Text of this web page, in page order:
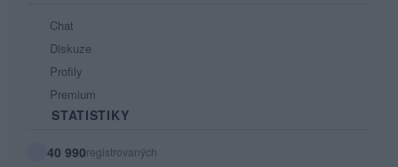
Chat
Diskuze
Profily
Premium
STATISTIKY
40 990registrovaných